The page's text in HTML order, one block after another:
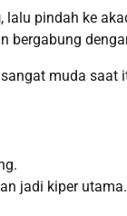
, lalu pindah ke
bergabung
muda
jadi kiper utama.